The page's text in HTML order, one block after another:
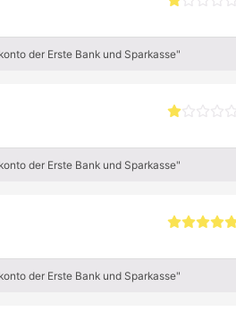
der Erste Bank und Sparkasse"
der Erste Bank und Sparkasse"
der Erste Bank und Sparkasse"